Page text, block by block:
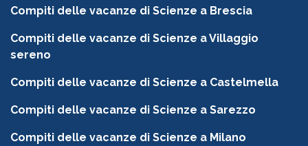
Compiti delle vacanze di Scienze a Brescia
Compiti delle vacanze di Scienze a Villaggio
sereno
Compiti delle vacanze di Scienze a Castelmella
Compiti delle vacanze di Scienze a Sarezzo
Compiti delle vacanze di Scienze a Milano